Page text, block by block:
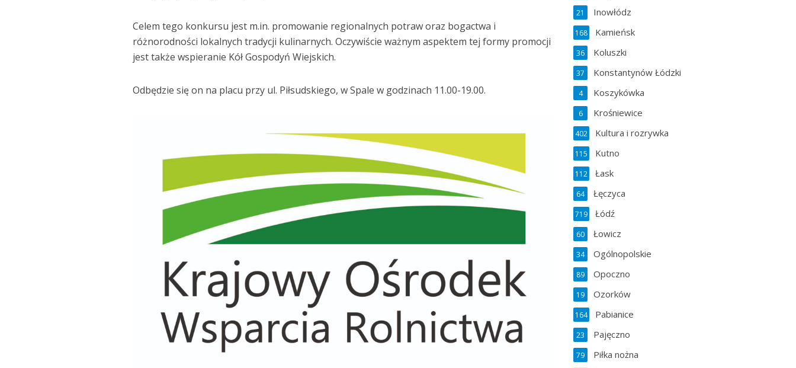
Celem tego konkursu jest m.in. promowanie regionalnych potraw oraz bogactwa i
różnorodności lokalnych tradycji kulinarnych. Oczywiście ważnym aspektem tej formy promocji
jest także wspieranie Kół Gospodyń Wiejskich.
Odbędzie się on na placu przy ul. Piłsudskiego, w Spale w godzinach 11.00-19.00.
Inowłódz
21
Kamieńsk
168
Koluszki
36
Konstantynów Łódzki
37
Koszykówka
4
Krośniewice
6
Kultura i rozrywka
402
Kutno
115
Łask
112
Łęczyca
64
Łódź
719
Łowicz
60
Ogólnopolskie
34
Opoczno
89
Ozorków
19
Pabianice
164
Pajęczno
23
Piłka nożna
79